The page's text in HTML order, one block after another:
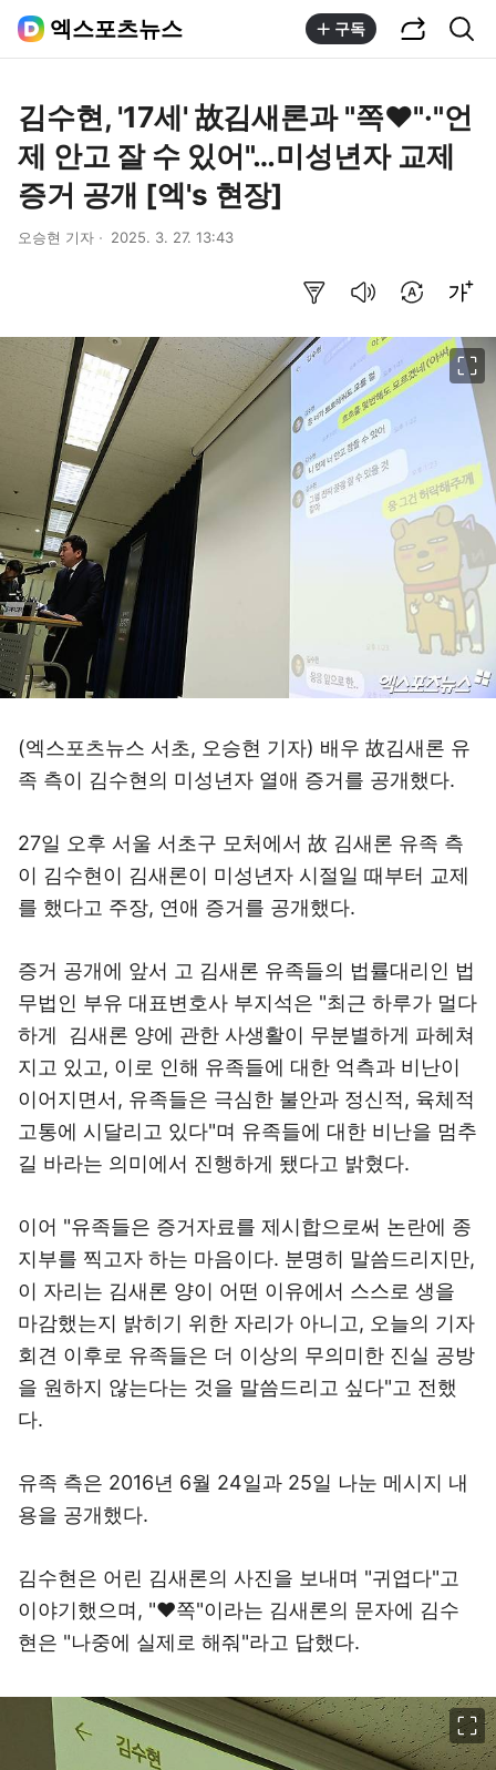
엑스포츠뉴스 구독
김수현, '17세' 故김새론과 "쪽♥"·"언
제 안고 잘 수 있어"…미성년자 교제
증거 공개 [엑's 현장]
오승현 기자 2025. 3. 27. 13:43
(엑스포츠뉴스 서초, 오승현 기자) 배우 故김새론 유
족 측이 김수현의 미성년자 열애 증거를 공개했다.
27일 오후 서울 서초구 모처에서 故 김새론 유족 측
이 김수현이 김새론이 미성년자 시절일 때부터 교제
를 했다고 주장, 연애 증거를 공개했다.
증거 공개에 앞서 고 김새론 유족들의 법률대리인 법
무법인 부유 대표변호사 부지석은 "최근 하루가 멀다
하게 김새론 양에 관한 사생활이 무분별하게 파헤쳐
지고 있고, 이로 인해 유족들에 대한 억측과 비난이
이어지면서, 유족들은 극심한 불안과 정신적, 육체적
고통에 시달리고 있다"며 유족들에 대한 비난을 멈추
길 바라는 의미에서 진행하게 됐다고 밝혔다.
이어 "유족들은 증거자료를 제시합으로써 논란에 종
지부를 찍고자 하는 마음이다. 분명히 말씀드리지만,
이 자리는 김새론 양이 어떤 이유에서 스스로 생을
마감했는지 밝히기 위한 자리가 아니고, 오늘의 기자
회견 이후로 유족들은 더 이상의 무의미한 진실 공방
을 원하지 않는다는 것을 말씀드리고 싶다"고 전했
다.
유족 측은 2016년 6월 24일과 25일 나눈 메시지 내
용을 공개했다.
김수현은 어린 김새론의 사진을 보내며 "귀엽다"고
이야기했으며, "♥쪽"이라는 김새론의 문자에 김수
현은 "나중에 실제로 해줘"라고 답했다.